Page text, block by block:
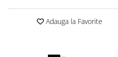
Adauga la Favorite